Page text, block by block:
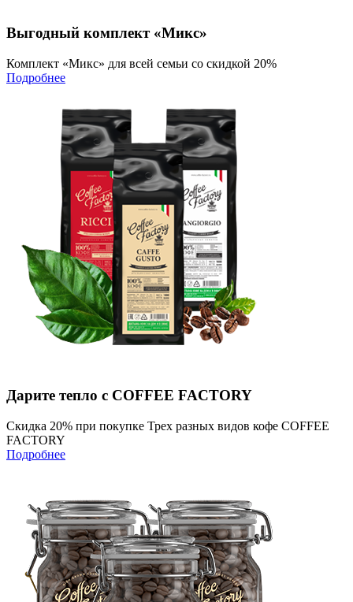
Выгодный комплект «Микс»
Комплект «Микс» для всей семьи со скидкой 20%
Подробнее
Дарите тепло с COFFEE FACTORY
Скидка 20% при покупке Трех разных видов кофе COFFEE
FACTORY
Подробнее